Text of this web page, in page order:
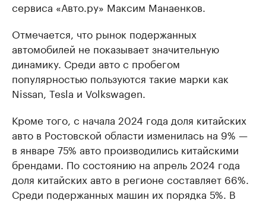
сервиса «Авто.ру» Максим Манаенков.
Отмечается, что рынок подержанных
автомобилей не показывает значительную
динамику. Среди авто с пробегом
популярностью пользуются такие марки как
Nissan, Tesla и Volkswagen.
Кроме того, с начала 2024 года доля китайских
авто в Ростовской области изменилась на 9% —
в январе 75% авто производились китайскими
брендами. По состоянию на апрель 2024 года
доля китайских авто в регионе составляет 66%.
Среди подержанных машин их порядка 5%. В